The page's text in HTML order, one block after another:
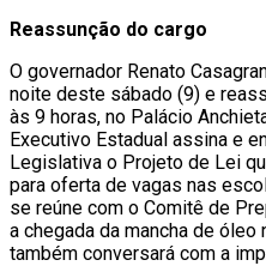
Reassunção do cargo
O governador Renato
noite deste sábado (9) e
às 9 horas, no Palácio
Executivo Estadual assina e
Legislativa o Projeto de Lei
para oferta de vagas nas
se reúne com o Comitê de
a chegada da mancha de
também conversará com a